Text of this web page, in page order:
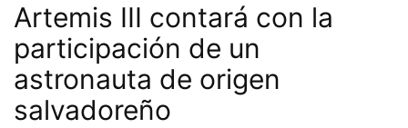
Artemis III contará con la
participación de un
astronauta de origen
salvadoreño